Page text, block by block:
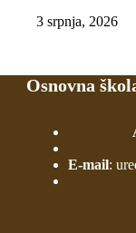
3 srpnja, 2026
Osnovna
E-mail: